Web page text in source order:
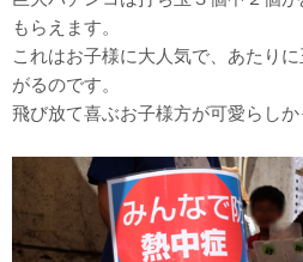
もらえます。
これはお子様に大人気で、あたり
がるのです。
飛び放て喜ぶお子様方が可愛らしか